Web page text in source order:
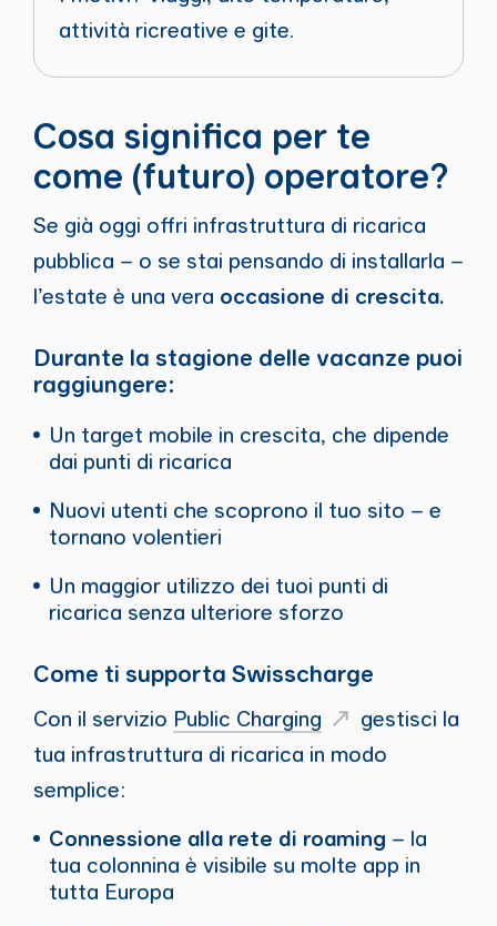
attività ricreative e gite.
Cosa significa per te
come (futuro) operatore?
Se già oggi offri infrastruttura di ricarica
pubblica – o se stai pensando di installarla –
l’estate è una vera occasione di crescita.
Durante la stagione delle vacanze puoi
raggiungere:
Un target mobile in crescita, che dipende
dai punti di ricarica
Nuovi utenti che scoprono il tuo sito – e
tornano volentieri
Un maggior utilizzo dei tuoi punti di
ricarica senza ulteriore sforzo
Come ti supporta Swisscharge
Con il servizio Public Charging
gestisci la
tua infrastruttura di ricarica in modo
semplice:
Connessione alla rete di roaming – la
tua colonnina è visibile su molte app in
tutta Europa